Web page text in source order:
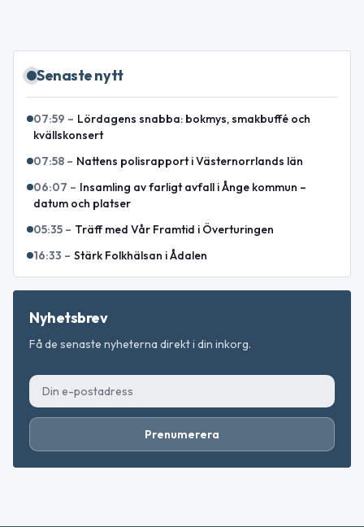
Senaste nytt
07:59 – Lördagens snabba: bokmys, smakbuffé och
kvällskonsert
07:58 – Nattens polisrapport i Västernorrlands län
06:07 – Insamling av farligt avfall i Ånge kommun –
datum och platser
05:35 – Träff med Vår Framtid i Överturingen
16:33 – Stärk Folkhälsan i Ådalen
Nyhetsbrev
Få de senaste nyheterna direkt i din inkorg.
Prenumerera